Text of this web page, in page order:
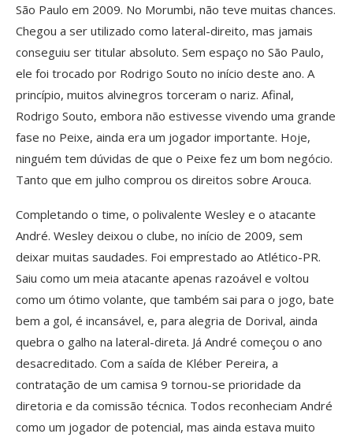
São Paulo em 2009. No Morumbi, não teve muitas chances.
Chegou a ser utilizado como lateral-direito, mas jamais
conseguiu ser titular absoluto. Sem espaço no São Paulo,
ele foi trocado por Rodrigo Souto no início deste ano. A
princípio, muitos alvinegros torceram o nariz. Afinal,
Rodrigo Souto, embora não estivesse vivendo uma grande
fase no Peixe, ainda era um jogador importante. Hoje,
ninguém tem dúvidas de que o Peixe fez um bom negócio.
Tanto que em julho comprou os direitos sobre Arouca.
Completando o time, o polivalente Wesley e o atacante
André. Wesley deixou o clube, no início de 2009, sem
deixar muitas saudades. Foi emprestado ao Atlético-PR.
Saiu como um meia atacante apenas razoável e voltou
como um ótimo volante, que também sai para o jogo, bate
bem a gol, é incansável, e, para alegria de Dorival, ainda
quebra o galho na lateral-direta. Já André começou o ano
desacreditado. Com a saída de Kléber Pereira, a
contratação de um camisa 9 tornou-se prioridade da
diretoria e da comissão técnica. Todos reconheciam André
como um jogador de potencial, mas ainda estava muito